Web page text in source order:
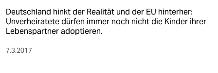
verlag
verlag
veranstaltungen
Deutschland hinkt der Realität und der EU hinterher:
Unverheiratete dürfen immer noch nicht die Kinder ihrer
Lebenspartner adoptieren.
7.3.2017